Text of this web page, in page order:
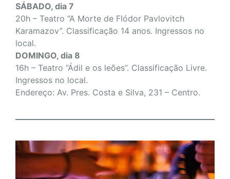
SÁBADO, dia 7
20h – Teatro “A Morte de Flódor Pavlovitch
Karamazov”. Classificação 14 anos. Ingressos no
local.
DOMINGO, dia 8
16h – Teatro “Ádil e os leões”. Classificação Livre.
Ingressos no local.
Endereço: Av. Pres. Costa e Silva, 231 – Centro.